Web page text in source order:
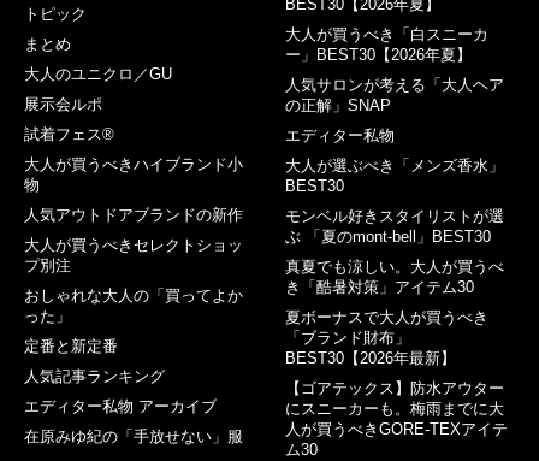
トピック
まとめ
大人のユニクロ／GU
展示会ルポ
試着フェス®︎
大人が買うべきハイブランド小
物
人気アウトドアブランドの新作
大人が買うべきセレクトショッ
プ別注
おしゃれな大人の「買ってよか
った」
定番と新定番
人気記事ランキング
エディター私物 アーカイブ
在原みゆ紀の「手放せない」服
BEST30【2026年夏】
大人が買うべき「白スニーカ
ー」BEST30【2026年夏】
人気サロンが考える「大人ヘア
の正解」SNAP
エディター私物
大人が選ぶべき「メンズ香水」
BEST30
モンベル好きスタイリストが選
ぶ 「夏のmont-bell」BEST30
真夏でも涼しい。大人が買うべ
き「酷暑対策」アイテム30
夏ボーナスで大人が買うべき
「ブランド財布」
BEST30【2026年最新】
【ゴアテックス】防水アウター
にスニーカーも。梅雨までに大
人が買うべきGORE-TEXアイテ
ム30